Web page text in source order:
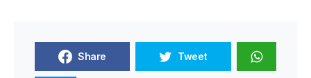
Share Tweet